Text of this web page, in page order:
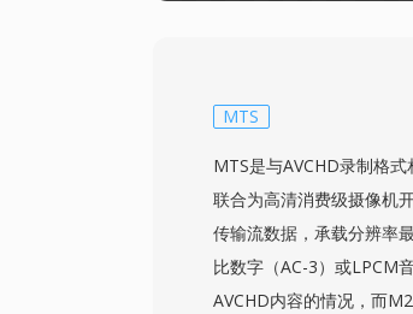
MTS
MTS是与AVCHD录制格
联合为高清消费级摄像机
传输流数据，承载分辨率
比数字（AC-3）或LPCM
AVCHD内容的情况，而